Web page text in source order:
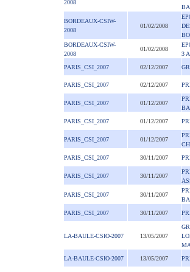
2008
BORDEAUX-CSIW-
2008
01/02/2008
BORDEAUX-CSIW-
2008
01/02/2008
3
PARIS_CSI_2007
02/12/2007
PARIS_CSI_2007 02/12/2007
PARIS_CSI_2007 01/12/2007
PARIS_CSI_2007
01/12/2007
PARIS_CSI_2007 01/12/2007
PARIS_CSI_2007
30/11/2007
PARIS_CSI_2007 30/11/2007
PARIS_CSI_2007 30/11/2007
PARIS_CSI_2007
30/11/2007
LA-BAULE-CSIO-2007 13/05/2007
LA-BAULE-CSIO-2007
13/05/2007